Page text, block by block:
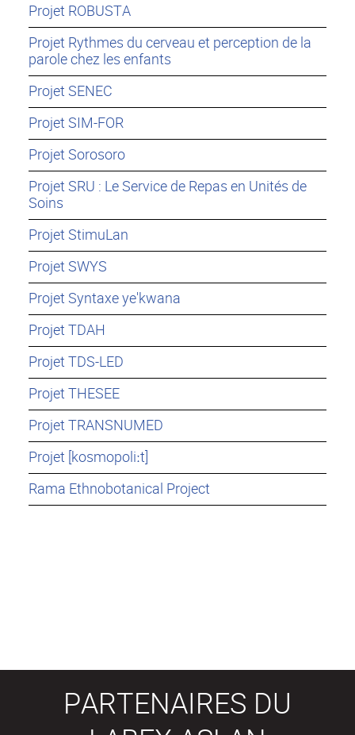
Projet ROBUSTA
Projet Rythmes du cerveau et perception de la
parole chez les enfants
Projet SENEC
Projet SIM-FOR
Projet Sorosoro
Projet SRU : Le Service de Repas en Unités de
Soins
Projet StimuLan
Projet SWYS
Projet Syntaxe ye'kwana
Projet TDAH
Projet TDS-LED
Projet THESEE
Projet TRANSNUMED
Projet [kosmopoliːt]
Rama Ethnobotanical Project
PARTENAIRES DU